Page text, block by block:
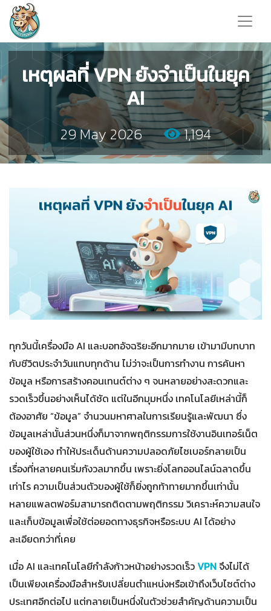
เหตุผลที่ VPN ยังจำเป็นในยุค
AI
29 May 2026 1,194
ทุกวันนี้เครื่องมือ AI และบอทอัจฉริยะอีกมากมาย เข้ามามีบทบาท
กับชีวิตประจำวันแทบทุกด้าน ไม่ว่าจะเป็นการทำงาน การค้นหา
ข้อมูล หรือการสร้างคอนเทนต์ต่าง ๆ จนหลายอย่างสะดวกและ
รวดเร็วขึ้นอย่างเห็นได้ชัด แต่ในอีกมุมหนึ่ง เทคโนโลยีเหล่านี้ก็
ต้องอาศัย “ข้อมูล” จำนวนมหาศาลในการเรียนรู้และพัฒนา ซึ่ง
ข้อมูลเหล่านั้นส่วนหนึ่งก็มาจากพฤติกรรมการใช้งานอินเทอร์เน็ต
ของผู้ใช้เอง ทำให้ประเด็นด้านความปลอดภัยไซเบอร์กลายเป็น
เรื่องที่หลายคนเริ่มกังวลมากขึ้น เพราะยิ่งโลกออนไลน์ฉลาดขึ้น
เท่าไร ความเป็นส่วนตัวของผู้ใช้ก็ยิ่งถูกท้าทายมากขึ้นเท่านั้น
หลายแพลตฟอร์มสามารถติดตามพฤติกรรม วิเคราะห์ความสนใจ
และเก็บข้อมูลเพื่อใช้ต่อยอดทางธุรกิจหรือระบบ AI ได้อย่าง
ละเอียดกว่าที่เคย
เมื่อ AI และเทคโนโลยีกำลังก้าวหน้าอย่างรวดเร็วVPNจึงไม่ได้
เป็นเพียงเครื่องมือสำหรับเปลี่ยนตำแหน่งหรือเข้าถึงเว็บไซต์ต่าง
ประเทศอีกต่อไป แต่กลายเป็นหนึ่งในตัวช่วยสำคัญด้านความเป็น